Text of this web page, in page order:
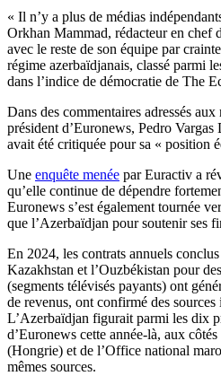
« Il n’y a plus de médias
Orkhan Mammad, rédacteur en
avec le reste de son équipe par
régime azerbaïdjanais, classé parmi
dans l’indice de démocratie de The
Dans des commentaires adressés
président d’Euronews, Pedro Vargas
avait été critiquée pour sa « position
Une enquête menée par Euractiv a
qu’elle continue de dépendre
Euronews s’est également tournée
que l’Azerbaïdjan pour soutenir ses
En 2024, les contrats annuels
Kazakhstan et l’Ouzbékistan pour
(segments télévisés payants) ont
de revenus, ont confirmé des sources
L’Azerbaïdjan figurait parmi les dix
d’Euronews cette année-là, aux
(Hongrie) et de l’Office national
mêmes sources.